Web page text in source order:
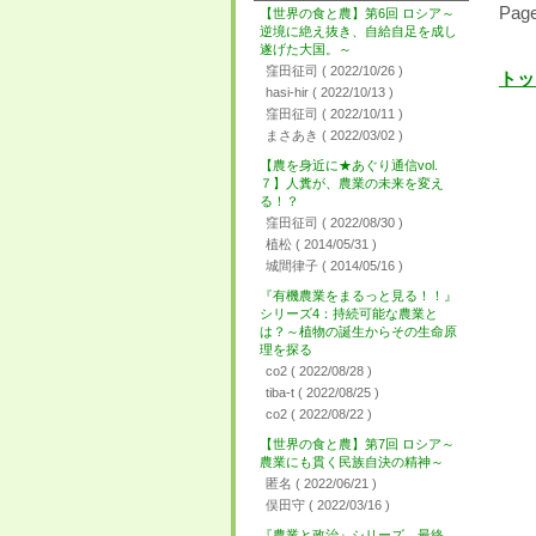
【世界の食と農】第6回 ロシア～
逆境に絶え抜き、自給自足を成し
遂げた大国。～
窪田征司 ( 2022/10/26 )
hasi-hir ( 2022/10/13 )
窪田征司 ( 2022/10/11 )
まさあき ( 2022/03/02 )
【農を身近に★あぐり通信vol.
７】人糞が、農業の未来を変え
る！？
窪田征司 ( 2022/08/30 )
植松 ( 2014/05/31 )
城間律子 ( 2014/05/16 )
『有機農業をまるっと見る！！』
シリーズ4：持続可能な農業と
は？～植物の誕生からその生命原
理を探る
co2 ( 2022/08/28 )
tiba-t ( 2022/08/25 )
co2 ( 2022/08/22 )
【世界の食と農】第7回 ロシア～
農業にも貫く民族自決の精神～
匿名 ( 2022/06/21 )
俣田守 ( 2022/03/16 )
ト